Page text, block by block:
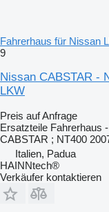
Fahrerhaus für Nissan
9
Nissan CABSTAR -
LKW
Preis auf Anfrage
Ersatzteile Fahrerhaus
CABSTAR ; NT400
Italien, Padua
HAINNtech®
Verkäufer kontaktieren